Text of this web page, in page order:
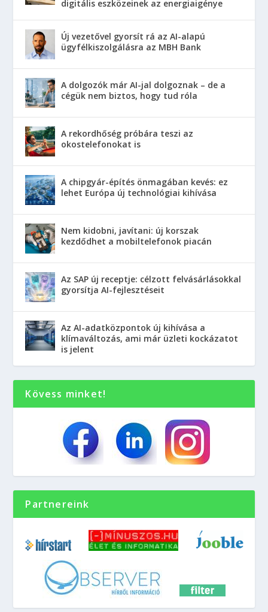
digitális eszközeinek az energiaigénye
Új vezetővel gyorsít rá az AI-alapú
ügyfélkiszolgálásra az MBH Bank
A dolgozók már AI-jal dolgoznak – de a
cégük nem biztos, hogy tud róla
A rekordhőség próbára teszi az
okostelefonokat is
A chipgyár-építés önmagában kevés: ez
lehet Európa új technológiai kihívása
Nem kidobni, javítani: új korszak
kezdődhet a mobiltelefonok piacán
Az SAP új receptje: célzott felvásárlásokkal
gyorsítja AI-fejlesztéseit
Az AI-adatközpontok új kihívása a
klímaváltozás, ami már üzleti kockázatot
is jelent
Kövess minket!
Partnereink